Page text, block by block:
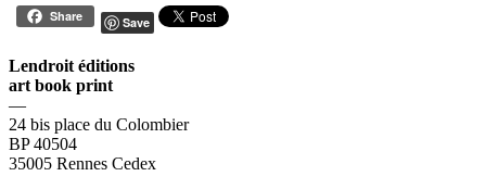
Share Save
Lendroit éditions
art book print
—
24 bis place du Colombier
BP 40504
35005 Rennes Cedex